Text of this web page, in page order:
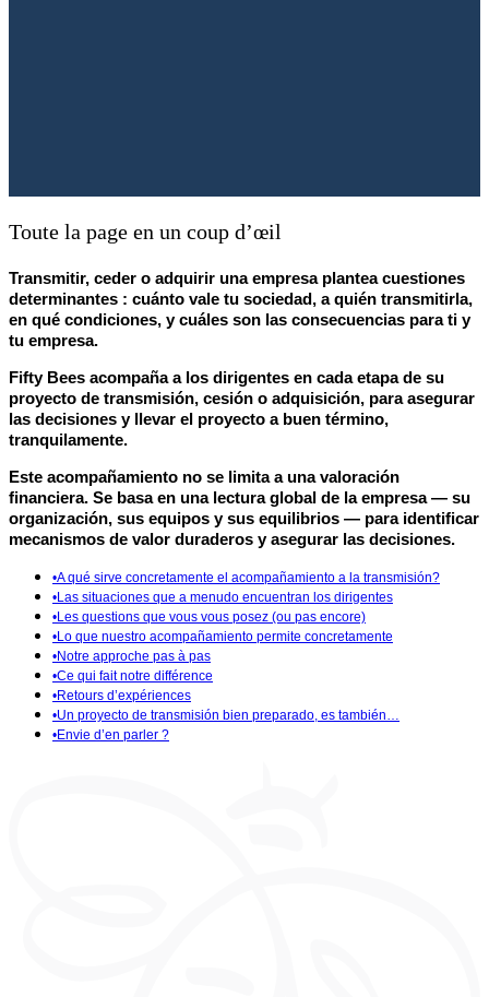
Toute la page en un coup d’œil
Transmitir, ceder o adquirir una empresa plantea cuestiones
determinantes : cuánto vale tu sociedad, a quién transmitirla,
en qué condiciones, ycuáles son las consecuencias para ti y
tu empresa.
Fifty Bees acompaña a los dirigentes en cada etapa de su
proyecto de transmisión, cesión o adquisición, paraasegurar
las decisiones y llevar el proyecto a buen término,
tranquilamente.
Este acompañamiento no se limita a una valoración
financiera. Se basa en una lectura global de la empresa— su
organización, sus equipos y sus equilibrios — para identificar
mecanismos de valor duraderos y asegurar las decisiones.
•A qué sirve concretamente el acompañamiento a la transmisión?
•Las situaciones que a menudo encuentran los dirigentes
•Les questions que vous vous posez (ou pas encore)
•Lo que nuestro acompañamiento permite concretamente
•Notre approche pas à pas
•Ce qui fait notre différence
•Retours d’expériences
•Un proyecto de transmisión bien preparado, es también…
•Envie d’en parler ?